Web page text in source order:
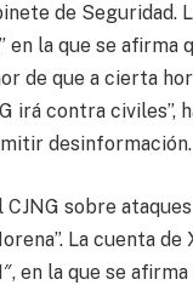
de Seguridad.
en la que se afirma
de que a cierta
irá contra civiles”,
desinformación.
CJNG sobre
La cuenta de
en la que se afirma